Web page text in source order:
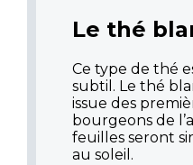
Le thé
Ce type de thé
subtil. Le thé
issue des
bourgeons de
feuilles seront
au soleil.